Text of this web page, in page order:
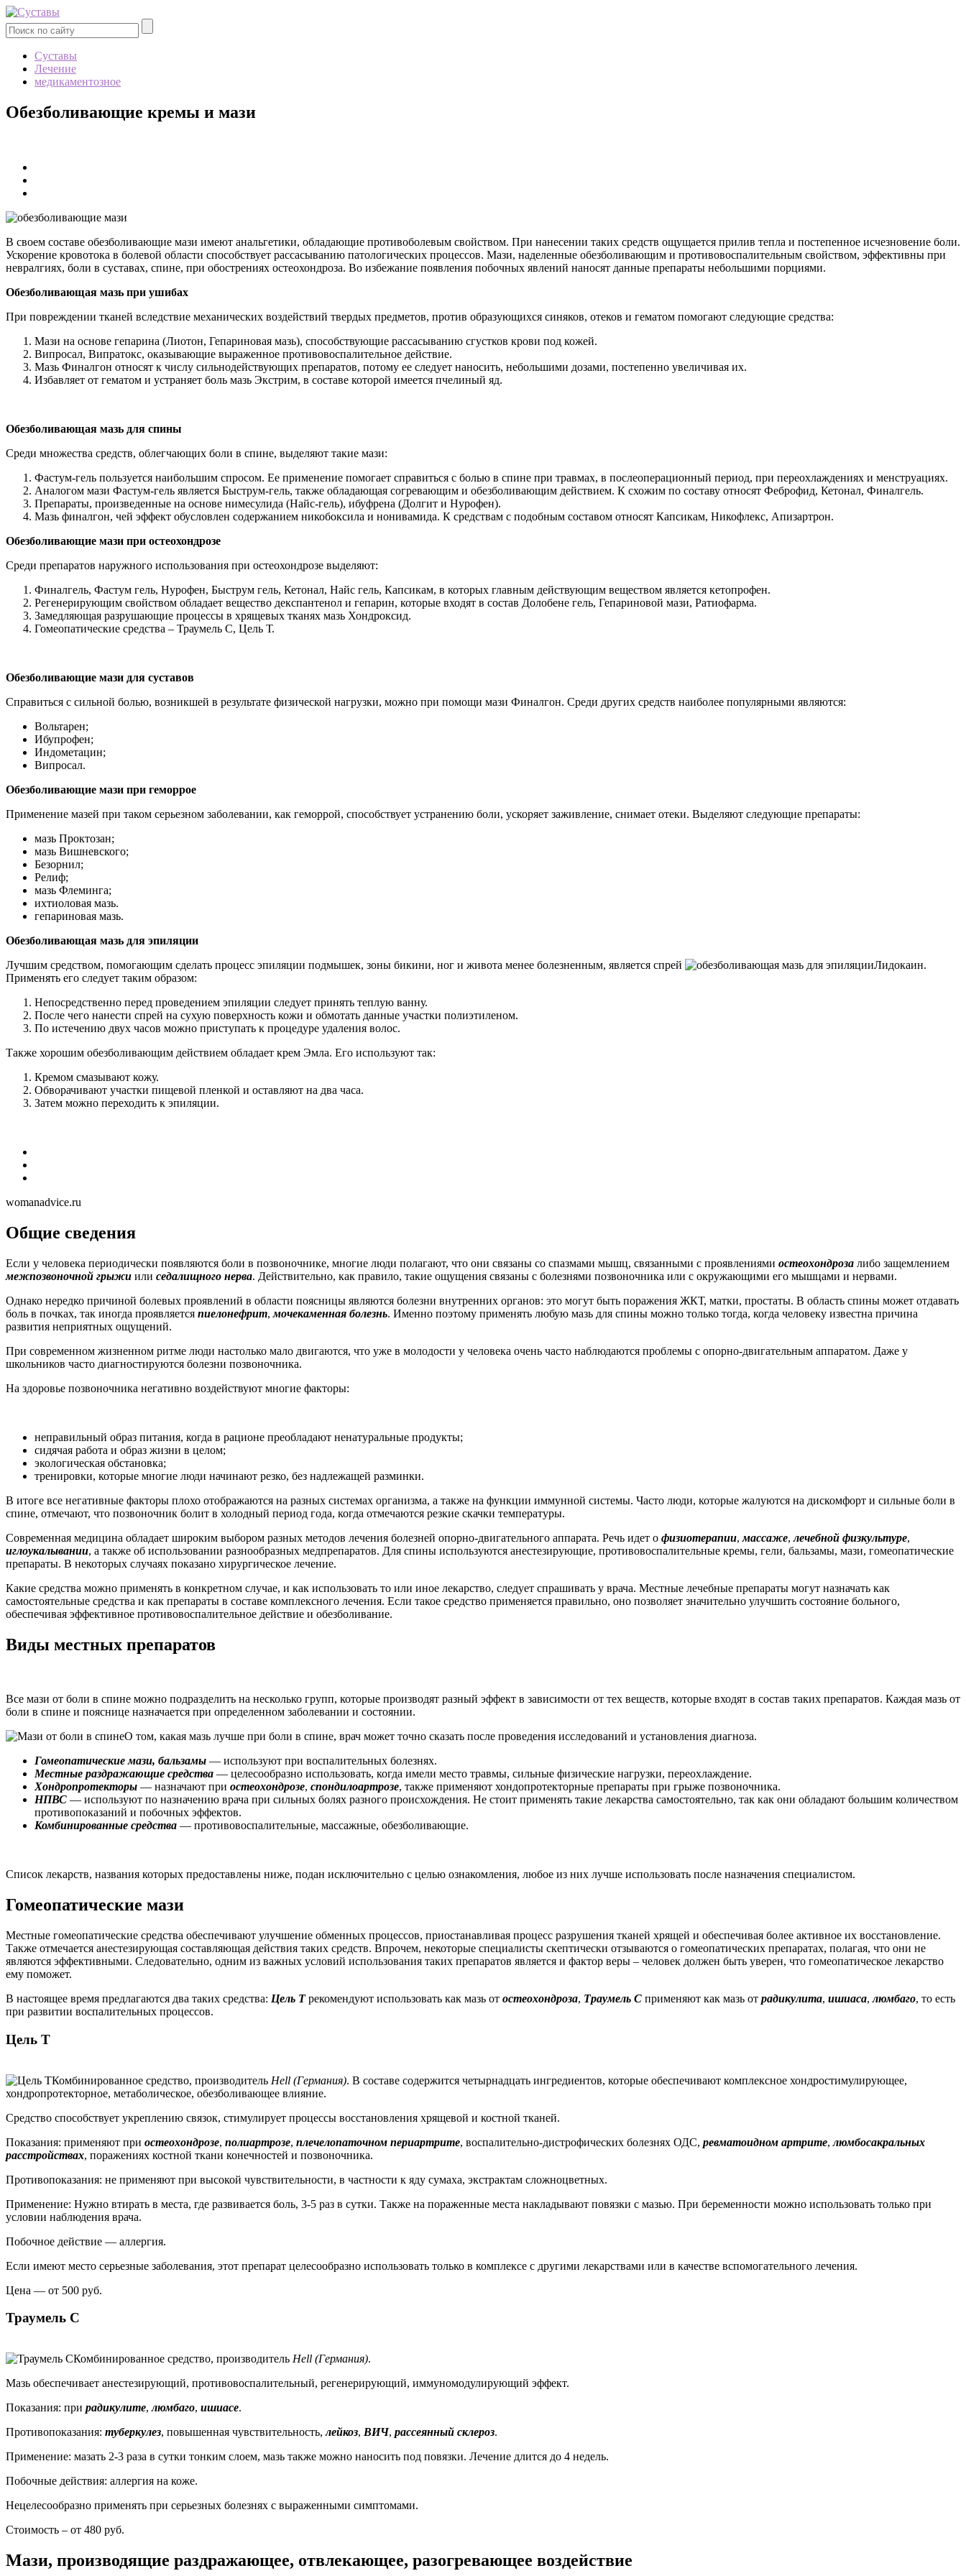
Суставы
Лечение
медикаментозное
Обезболивающие кремы и мази
В своем составе обезболивающие мази имеют анальгетики, обладающие противоболевым свойством. При нанесении таких средств ощущается прилив тепла и постепенное исчезновение боли.
Ускорение кровотока в болевой области способствует рассасыванию патологических процессов. Мази, наделенные обезболивающим и противовоспалительным свойством, эффективны при
невралгиях, боли в суставах, спине, при обострениях остеохондроза. Во избежание появления побочных явлений наносят данные препараты небольшими порциями.
Обезболивающая мазь при ушибах
При повреждении тканей вследствие механических воздействий твердых предметов, против образующихся синяков, отеков и гематом помогают следующие средства:
Мази на основе гепарина (Лиотон, Гепариновая мазь), способствующие рассасыванию сгустков крови под кожей.
Випросал, Випратокс, оказывающие выраженное противовоспалительное действие.
Мазь Финалгон относят к числу сильнодействующих препаратов, потому ее следует наносить, небольшими дозами, постепенно увеличивая их.
Избавляет от гематом и устраняет боль мазь Экстрим, в составе которой имеется пчелиный яд.
Обезболивающая мазь для спины
Среди множества средств, облегчающих боли в спине, выделяют такие мази:
Фастум-гель пользуется наибольшим спросом. Ее применение помогает справиться с болью в спине при травмах, в послеоперационный период, при переохлаждениях и менструациях.
Аналогом мази Фастум-гель является Быструм-гель, также обладающая согревающим и обезболивающим действием. К схожим по составу относят Феброфид, Кетонал, Финалгель.
Препараты, произведенные на основе нимесулида (Найс-гель), ибуфрена (Долгит и Нурофен).
Мазь финалгон, чей эффект обусловлен содержанием никобоксила и нонивамида. К средствам с подобным составом относят Капсикам, Никофлекс, Апизартрон.
Обезболивающие мази при остеохондрозе
Среди препаратов наружного использования при остеохондрозе выделяют:
Финалгель, Фастум гель, Нурофен, Быструм гель, Кетонал, Найс гель, Капсикам, в которых главным действующим веществом является кетопрофен.
Регенерирующим свойством обладает вещество декспантенол и гепарин, которые входят в состав Долобене гель, Гепариновой мази, Ратиофарма.
Замедляющая разрушающие процессы в хрящевых тканях мазь Хондроксид.
Гомеопатические средства – Траумель С, Цель Т.
Обезболивающие мази для суставов
Справиться с сильной болью, возникшей в результате физической нагрузки, можно при помощи мази Финалгон. Среди других средств наиболее популярными являются:
Вольтарен;
Ибупрофен;
Индометацин;
Випросал.
Обезболивающие мази при геморрое
Применение мазей при таком серьезном заболевании, как геморрой, способствует устранению боли, ускоряет заживление, снимает отеки. Выделяют следующие препараты:
мазь Проктозан;
мазь Вишневского;
Безорнил;
Релиф;
мазь Флеминга;
ихтиоловая мазь.
гепариновая мазь.
Обезболивающая мазь для эпиляции
Лучшим средством, помогающим сделать процесс эпиляции подмышек, зоны бикини, ног и живота менее болезненным, является спрей
Лидокаин.
Применять его следует таким образом:
Непосредственно перед проведением эпиляции следует принять теплую ванну.
После чего нанести спрей на сухую поверхность кожи и обмотать данные участки полиэтиленом.
По истечению двух часов можно приступать к процедуре удаления волос.
Также хорошим обезболивающим действием обладает крем Эмла. Его используют так:
Кремом смазывают кожу.
Обворачивают участки пищевой пленкой и оставляют на два часа.
Затем можно переходить к эпиляции.
womanadvice.ru
Общие сведения
Если у человека периодически появляются боли в позвоночнике, многие люди полагают, что они связаны со спазмами мышц, связанными с проявлениями остеохондроза либо защемлением
межпозвоночной грыжи или седалищного нерва. Действительно, как правило, такие ощущения связаны с болезнями позвоночника или с окружающими его мышцами и нервами.
Однако нередко причиной болевых проявлений в области поясницы являются болезни внутренних органов: это могут быть поражения ЖКТ, матки, простаты. В область спины может отдавать
боль в почках, так иногда проявляется пиелонефрит,мочекаменная болезнь. Именно поэтому применять любую мазь для спины можно только тогда, когда человеку известна причина
развития неприятных ощущений.
При современном жизненном ритме люди настолько мало двигаются, что уже в молодости у человека очень часто наблюдаются проблемы с опорно-двигательным аппаратом. Даже у
школьников часто диагностируются болезни позвоночника.
На здоровье позвоночника негативно воздействуют многие факторы:
неправильный образ питания, когда в рационе преобладают ненатуральные продукты;
сидячая работа и образ жизни в целом;
экологическая обстановка;
тренировки, которые многие люди начинают резко, без надлежащей разминки.
В итоге все негативные факторы плохо отображаются на разных системах организма, а также на функции иммунной системы. Часто люди, которые жалуются на дискомфорт и сильные боли в
спине, отмечают, что позвоночник болит в холодный период года, когда отмечаются резкие скачки температуры.
Современная медицина обладает широким выбором разных методов лечения болезней опорно-двигательного аппарата. Речь идет о физиотерапии,массаже,лечебной физкультуре,
иглоукалывании, а также об использовании разнообразных медпрепаратов. Для спины используются анестезирующие, противовоспалительные кремы, гели, бальзамы, мази, гомеопатические
препараты. В некоторых случаях показано хирургическое лечение.
Какие средства можно применять в конкретном случае, и как использовать то или иное лекарство, следует спрашивать у врача. Местные лечебные препараты могут назначать как
самостоятельные средства и как препараты в составе комплексного лечения. Если такое средство применяется правильно, оно позволяет значительно улучшить состояние больного,
обеспечивая эффективное противовоспалительное действие и обезболивание.
Виды местных препаратов
Все мази от боли в спине можно подразделить на несколько групп, которые производят разный эффект в зависимости от тех веществ, которые входят в состав таких препаратов. Каждая мазь от
боли в спине и пояснице назначается при определенном заболевании и состоянии.
О том, какая мазь лучше при боли в спине, врач может точно сказать после проведения исследований и установления диагноза.
Гомеопатические мази, бальзамы — используют при воспалительных болезнях.
Местные раздражающие средства — целесообразно использовать, когда имели место травмы, сильные физические нагрузки, переохлаждение.
Хондропротекторы — назначают при остеохондрозе, спондилоартрозе, также применяют хондопротекторные препараты при грыже позвоночника.
НПВС — используют по назначению врача при сильных болях разного происхождения. Не стоит применять такие лекарства самостоятельно, так как они обладают большим количеством
противопоказаний и побочных эффектов.
Комбинированные средства — противовоспалительные, массажные, обезболивающие.
Список лекарств, названия которых предоставлены ниже, подан исключительно с целью ознакомления, любое из них лучше использовать после назначения специалистом.
Гомеопатические мази
Местные гомеопатические средства обеспечивают улучшение обменных процессов, приостанавливая процесс разрушения тканей хрящей и обеспечивая более активное их восстановление.
Также отмечается анестезирующая составляющая действия таких средств. Впрочем, некоторые специалисты скептически отзываются о гомеопатических препаратах, полагая, что они не
являются эффективными. Следовательно, одним из важных условий использования таких препаратов является и фактор веры – человек должен быть уверен, что гомеопатическое лекарство
ему поможет.
В настоящее время предлагаются два таких средства: Цель Трекомендуют использовать как мазь от остеохондроза, Траумель С применяют как мазь от радикулита, ишиаса,люмбаго, то есть
при развитии воспалительных процессов.
Цель Т
Комбинированное средство, производитель Hell (Германия). В составе содержится четырнадцать ингредиентов, которые обеспечивают комплексное хондростимулирующее,
хондропротекторное, метаболическое, обезболивающее влияние.
Средство способствует укреплению связок, стимулирует процессы восстановления хрящевой и костной тканей.
Показания: применяют при остеохондрозе, полиартрозе, плечелопаточном периартрите, воспалительно-дистрофических болезнях ОДС, ревматоидном артрите,люмбосакральных
расстройствах, поражениях костной ткани конечностей и позвоночника.
Противопоказания: не применяют при высокой чувствительности, в частности к яду сумаха, экстрактам сложноцветных.
Применение: Нужно втирать в места, где развивается боль, 3-5 раз в сутки. Также на пораженные места накладывают повязки с мазью. При беременности можно использовать только при
условии наблюдения врача.
Побочное действие — аллергия.
Если имеют место серьезные заболевания, этот препарат целесообразно использовать только в комплексе с другими лекарствами или в качестве вспомогательного лечения.
Цена — от 500 руб.
Траумель С
Комбинированное средство, производитель Hell (Германия).
Мазь обеспечивает анестезирующий, противовоспалительный, регенерирующий, иммуномодулирующий эффект.
Показания: при радикулите,люмбаго, ишиасе.
Противопоказания: туберкулез, повышенная чувствительность,лейкоз, ВИЧ, рассеянный склероз.
Применение: мазать 2-3 раза в сутки тонким слоем, мазь также можно наносить под повязки. Лечение длится до 4 недель.
Побочные действия: аллергия на коже.
Нецелесообразно применять при серьезных болезнях с выраженными симптомами.
Стоимость – от 480 руб.
Мази, производящие раздражающее, отвлекающее, разогревающее воздействие